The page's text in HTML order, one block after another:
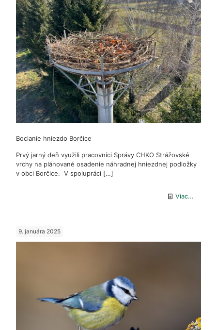
do
prírody
Bocianie hniezdo Borčice
Prvý jarný deň využili pracovníci Správy CHKO Strážovské
vrchy na plánované osadenie náhradnej hniezdnej podložky
v obci Borčice. V spolupráci […]
Viac...
9. januára 2025